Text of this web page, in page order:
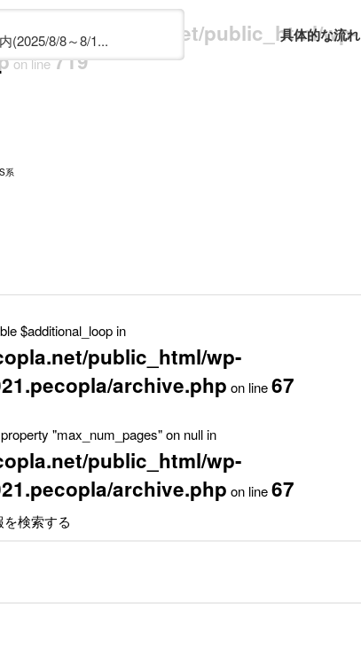
pecopla.net/public_html/wp-
on line719
(2025/8/8～8/1... 具体的な流れ
系
$additional_loop in
public_html/wp-
archive.php on line67
"max_num_pages" on null in
public_html/wp-
archive.php on line67
検索する